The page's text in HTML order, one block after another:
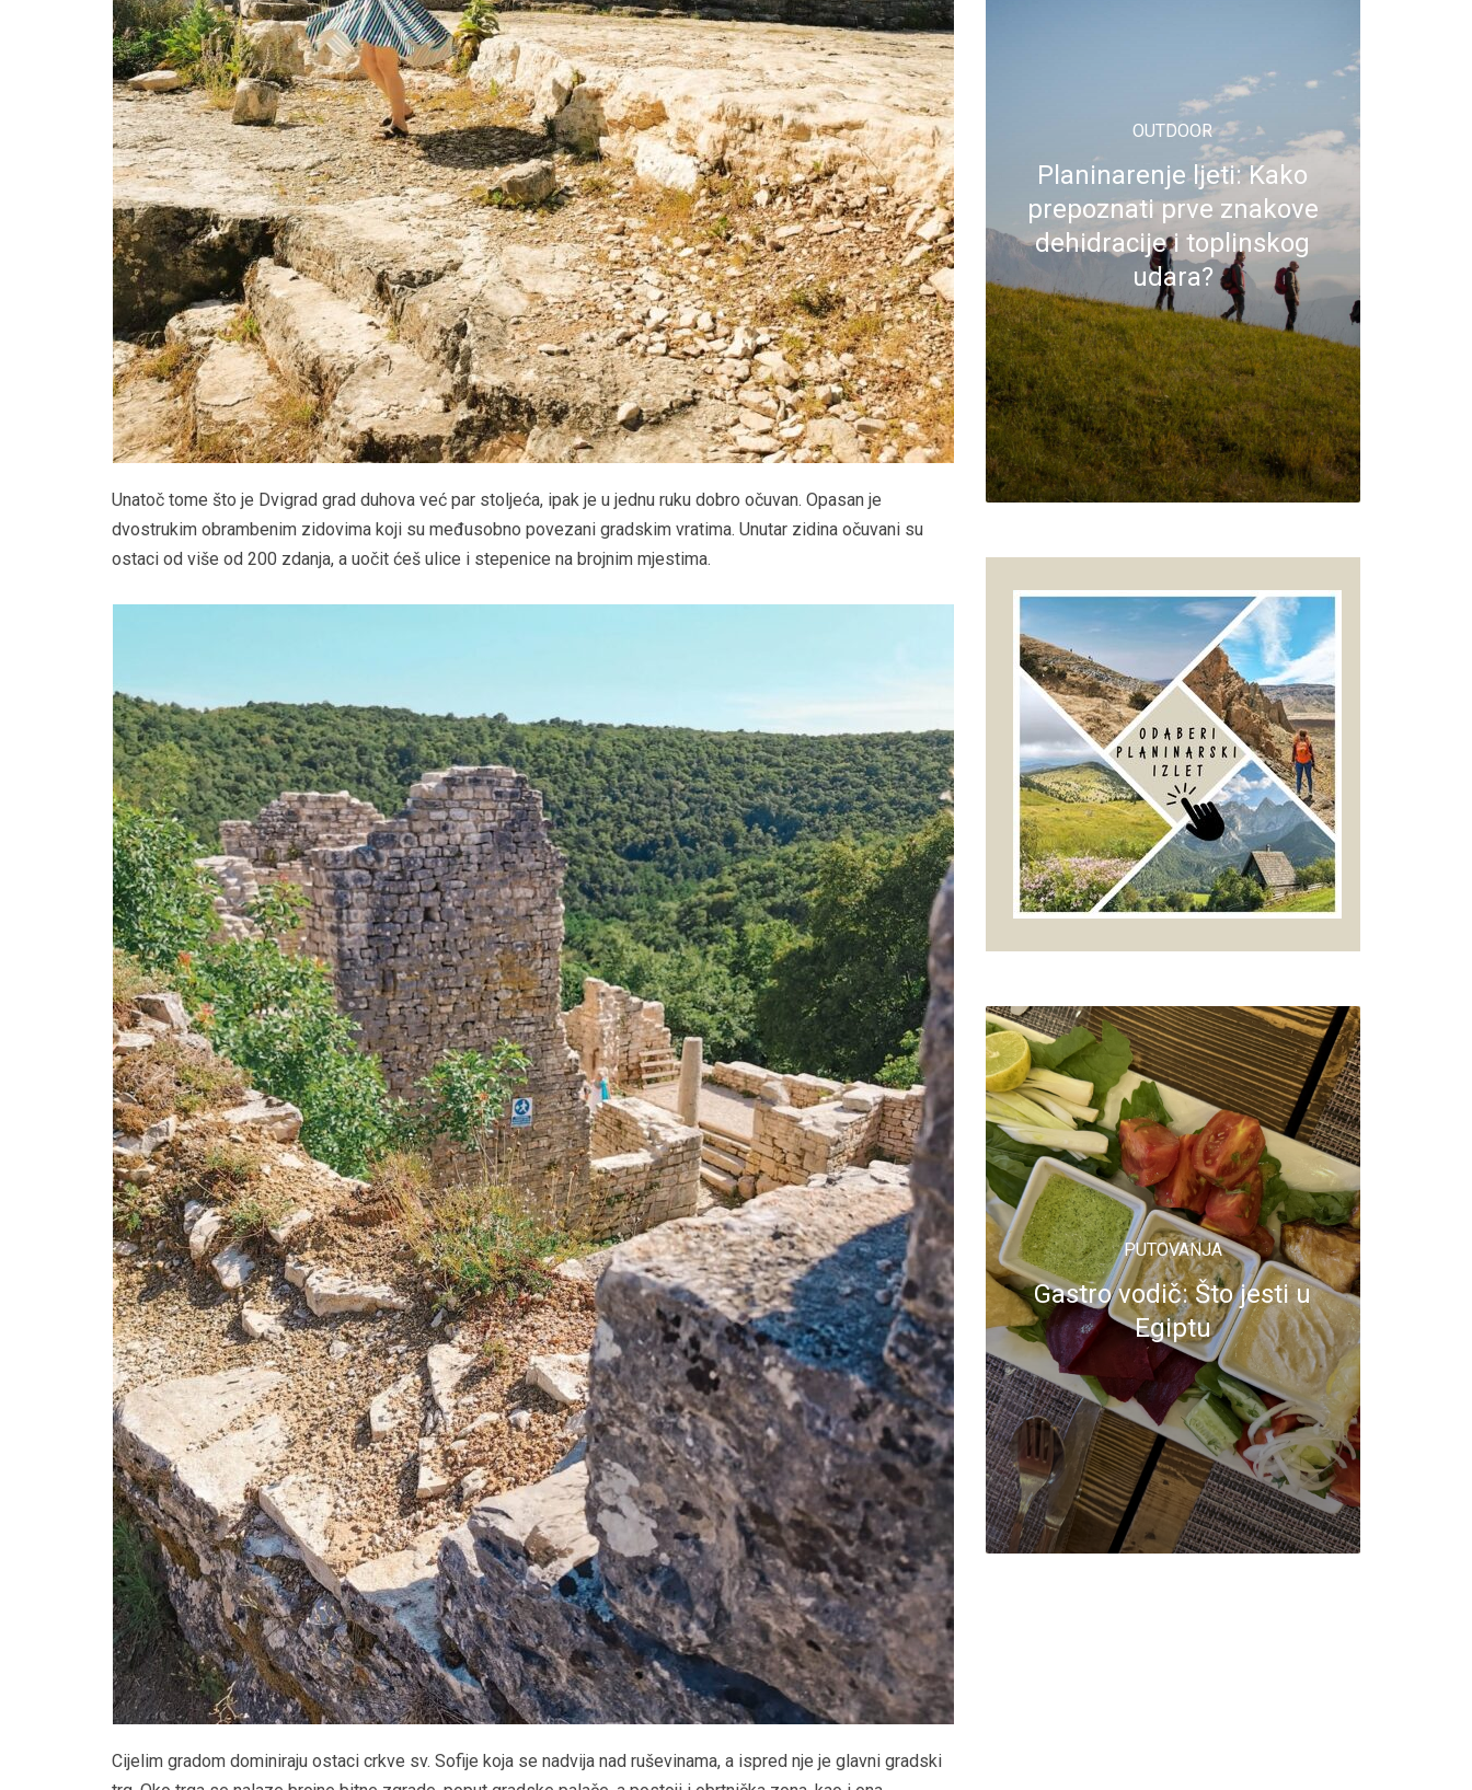
Unatoč tome što je Dvigrad grad duhova već par stoljeća, ipak je u jednu ruku dobro očuvan. Opasan je
dvostrukim obrambenim zidovima koji su međusobno povezani gradskim vratima. Unutar zidina očuvani su
ostaci od više od 200 zdanja, a uočit ćeš ulice i stepenice na brojnim mjestima.
Cijelim gradom dominiraju ostaci crkve sv. Sofije koja se nadvija nad ruševinama, a ispred nje je glavni gradski
OUTDOOR
Planinarenje ljeti: Kako
prepoznati prve znakove
dehidracije i toplinskog
udara?
PUTOVANJA
Gastro vodič: Što jesti u
Egiptu